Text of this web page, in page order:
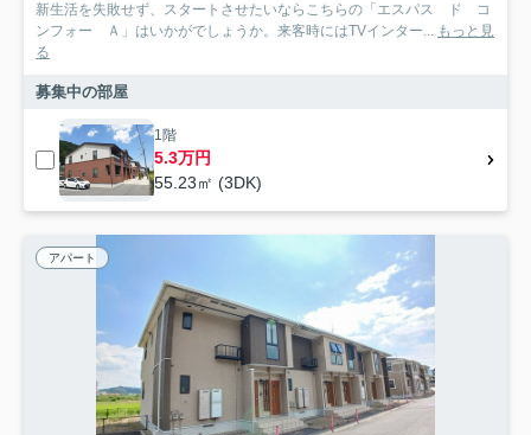
新生活を失敗せず、スタートさせたいならこちらの「エスパス ド コ
ンフォー Ａ」はいかがでしょうか。来客時にはTVインター... もっと見
る
募集中の部屋
1階
5.3万円
55.23㎡ (3DK)
アパート